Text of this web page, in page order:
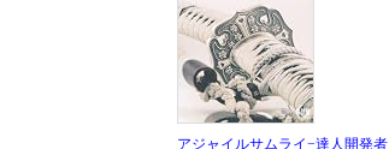
アジャイルサムライ−達人開発者